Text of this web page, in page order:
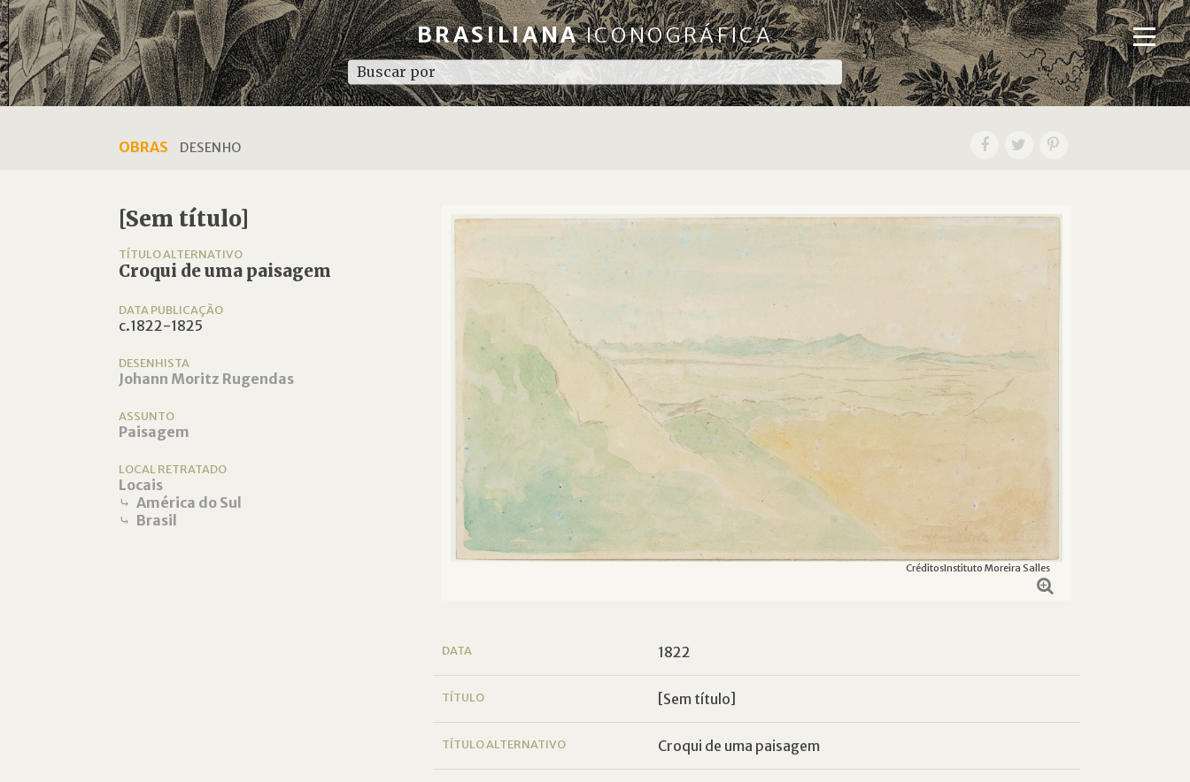
BRASILIANAICONOGRÁFICA
OBRAS DESENHO
[Sem título]
TÍTULO ALTERNATIVO
Croqui de uma paisagem
DATA PUBLICAÇÃO
c.1822-1825
DESENHISTA
Johann Moritz Rugendas
ASSUNTO
Paisagem
LOCAL RETRATADO
Locais
⤷ América do Sul
⤷ Brasil
CréditosInstituto Moreira Salles
DATA 1822
TÍTULO [Sem título]
TÍTULO ALTERNATIVO Croqui de uma paisagem